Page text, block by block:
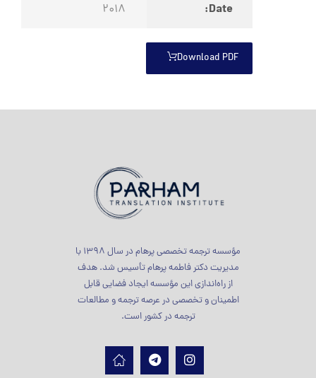
Date:
2018
Download PDF
مؤسسه ترجمه تخصصی پرهام در سال 1398 با
مدیریت دکتر فاطمه پرهام تأسیس شد. هدف
از راه‌اندازی این مؤسسه ایجاد فضایی قابل
اطمینان و تخصصی در عرصه ترجمه و مطالعات
ترجمه در کشور است.